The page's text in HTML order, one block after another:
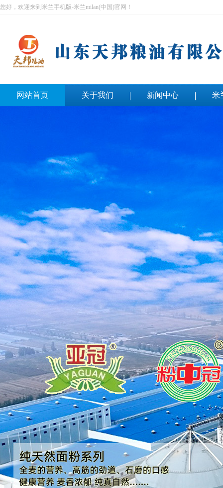
您好，欢迎来到米兰手机版-米兰milan(中国)官网！
网站首页 关于我们 新闻中心 米